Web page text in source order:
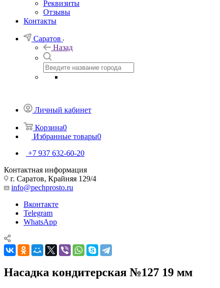
Реквизиты
Отзывы
Контакты
Саратов
Назад
Личный кабинет
Корзина0
Избранные товары0
+7 937 632-60-20
Контактная информация
г. Саратов, Крайняя 129/4
info@pechprosto.ru
Вконтакте
Telegram
WhatsApp
Насадка кондитерская №127 19 мм